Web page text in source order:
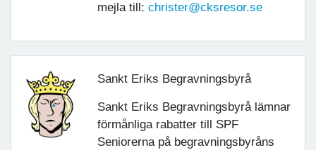
mejla till: christer@cksresor.se
Sankt Eriks Begravningsbyrå
Sankt Eriks Begravningsbyrå lämnar
förmånliga rabatter till SPF
Seniorerna på begravningsbyråns